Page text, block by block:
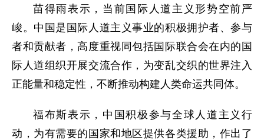
苗得雨表示，当前国际人道主义形势空前严
峻。中国是国际人道主义事业的积极拥护者、参与
者和贡献者，高度重视同包括国际联合会在内的国
际人道组织开展交流合作，为变乱交织的世界注入
正能量和稳定性，不断推动构建人类命运共同体。
福布斯表示，中国积极参与全球人道主义行
动，为有需要的国家和地区提供各类援助，作出了